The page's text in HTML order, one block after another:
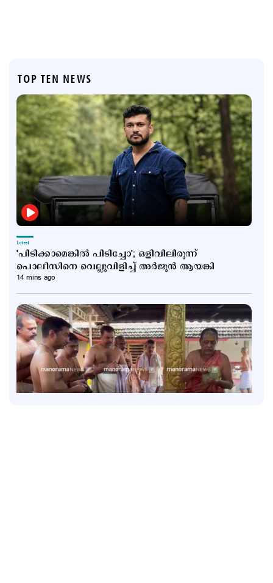
TOP TEN NEWS
Latest
'പിടിക്കാമെങ്കിൽ പിടിച്ചോ'; ഒളിവിലിരുന്ന്
പൊലീസിനെ വെല്ലുവിളിച്ച് അർജുൻ ആയങ്കി
14 mins ago